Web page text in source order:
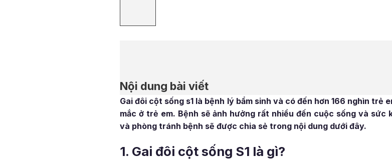
Nội dung bài viết
Gai đôi cột sống s1 là bệnh lý bẩm sinh và có đến hơn 166 nghìn trẻ
mắc ở trẻ em. Bệnh sẽ ảnh hưởng rất nhiều đến cuộc sống và
và phòng tránh bệnh sẽ được chia sẻ trong nội dung dưới đây.
1. Gai đôi cột sống S1 là gì?